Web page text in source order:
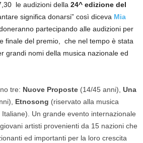
le audizioni della 24^ edizione del
significa donarsi” così diceva Mia
partecipando alle audizioni per
finale del premio, che nel tempo è stata
grandi nomi della musica nazionale ed
tre: Nuove Proposte (14/45 anni), Una
Etnosong (riservato alla musica
Un grande evento internazionale
artisti provenienti da 15 nazioni che
ed importanti per la loro crescita